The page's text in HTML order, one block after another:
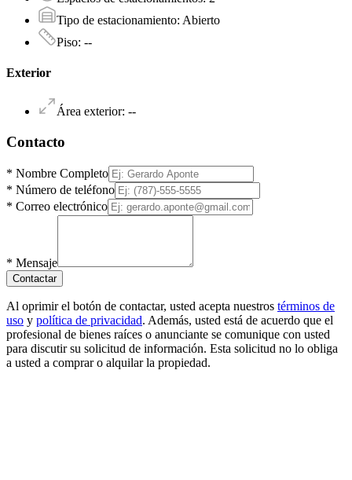
Tipo de estacionamiento: Abierto
Piso: --
Exterior
Área exterior: --
Contacto
* Nombre Completo
* Número de teléfono
* Correo electrónico
* Mensaje
Contactar
Al oprimir el botón de contactar, usted acepta nuestros términos de
uso y política de privacidad. Además, usted está de acuerdo que el
profesional de bienes raíces o anunciante se comunique con usted
para discutir su solicitud de información. Esta solicitud no lo obliga
a usted a comprar o alquilar la propiedad.